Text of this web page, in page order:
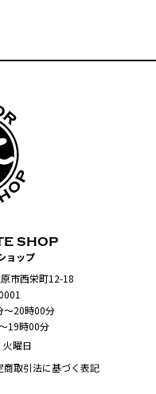
SHOP
ョップ
市西栄町12-18
～20時00分
19時00分
曜日
商取引法に基づく表記